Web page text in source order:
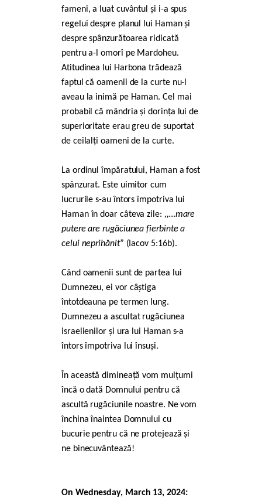
fameni, a luat cuvântul și i-a spus
regelui despre planul lui Haman și
despre spânzurătoarea ridicată
pentru a-l omorî pe Mardoheu.
Atitudinea lui Harbona trădează
faptul că oamenii de la curte nu-l
aveau la inimă pe Haman. Cel mai
probabil că mândria și dorința lui de
superioritate erau greu de suportat
de ceilalți oameni de la curte.
La ordinul împăratului, Haman a fost
spânzurat. Este uimitor cum
lucrurile s-au întors împotriva lui
Haman în doar câteva zile: ,,…mare
putere are rugăciunea fierbinte a
celui neprihănit” (Iacov 5:16b).
Când oamenii sunt de partea lui
Dumnezeu, ei vor câștiga
întotdeauna pe termen lung.
Dumnezeu a ascultat rugăciunea
israelienilor și ura lui Haman s-a
întors împotriva lui însuși.
În această dimineață vom mulțumi
încă o dată Domnului pentru că
ascultă rugăciunile noastre. Ne vom
închina înaintea Domnului cu
bucurie pentru că ne protejează și
ne binecuvântează!
On Wednesday, March 13, 2024: